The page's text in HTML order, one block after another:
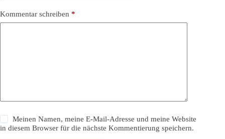
Kommentar schreiben *
Meinen Namen, meine E-Mail-Adresse und meine Website
in diesem Browser für die nächste Kommentierung speichern.